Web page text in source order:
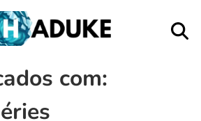
com: